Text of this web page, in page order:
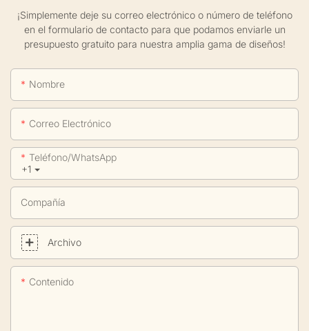
¡Simplemente deje su correo electrónico o número de teléfono
en el formulario de contacto para que podamos enviarle un
presupuesto gratuito para nuestra amplia gama de diseños!
Nombre
Correo Electrónico
+1
Teléfono/WhatsApp
Compañía
Archivo
Contenido